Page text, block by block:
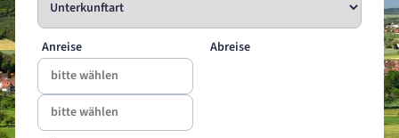
Anreise Abreise